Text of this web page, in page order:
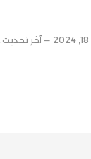
آخر تحديث: